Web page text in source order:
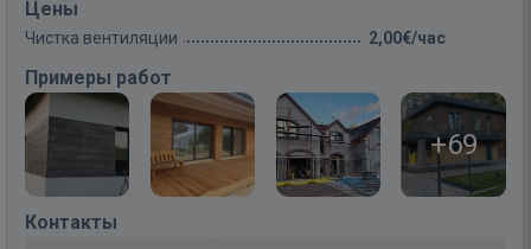
Цены
Чистка вентиляции 2,00€/час
Примеры работ
+69
Контакты